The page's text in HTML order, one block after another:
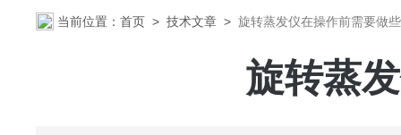
当前位置： 首页 > 技术文章 > 旋转蒸发仪在操作前需要做
旋转蒸